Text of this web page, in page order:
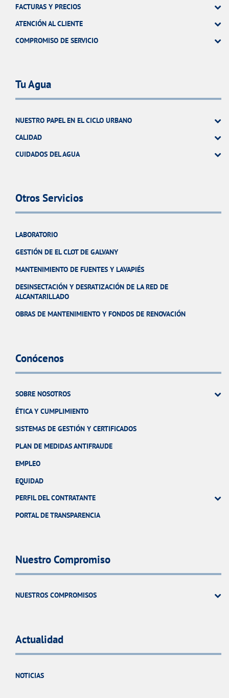
FACTURAS Y PRECIOS
ATENCIÓN AL CLIENTE
COMPROMISO DE SERVICIO
Tu Agua
NUESTRO PAPEL EN EL CICLO URBANO
CALIDAD
CUIDADOS DEL AGUA
Otros Servicios
LABORATORIO
GESTIÓN DE EL CLOT DE GALVANY
MANTENIMIENTO DE FUENTES Y LAVAPIÉS
DESINSECTACIÓN Y DESRATIZACIÓN DE LA RED DE
ALCANTARILLADO
OBRAS DE MANTENIMIENTO Y FONDOS DE RENOVACIÓN
Conócenos
SOBRE NOSOTROS
ÉTICA Y CUMPLIMIENTO
SISTEMAS DE GESTIÓN Y CERTIFICADOS
PLAN DE MEDIDAS ANTIFRAUDE
EMPLEO
EQUIDAD
PERFIL DEL CONTRATANTE
PORTAL DE TRANSPARENCIA
Nuestro Compromiso
NUESTROS COMPROMISOS
Actualidad
NOTICIAS